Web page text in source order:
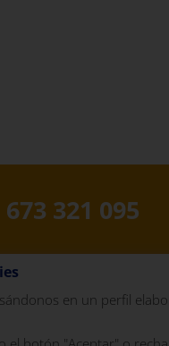
673 321 095
en un perfil